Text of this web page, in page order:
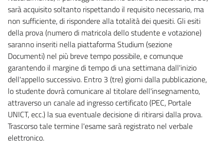
sarà acquisito soltanto rispettando il requisito necessario, ma
non sufficiente, di rispondere alla totalità dei quesiti. Gli esiti
della prova (numero di matricola dello studente e votazione)
saranno inseriti nella piattaforma Studium (sezione
Documenti) nel più breve tempo possibile, e comunque
garantendo il margine di tempo di una settimana dall'inizio
dell'appello successivo. Entro 3 (tre) giorni dalla pubblicazione,
lo studente dovrà comunicare al titolare dell'insegnamento,
attraverso un canale ad ingresso certificato (PEC, Portale
UNICT, ecc.) la sua eventuale decisione di ritirarsi dalla prova.
Trascorso tale termine l'esame sarà registrato nel verbale
elettronico.